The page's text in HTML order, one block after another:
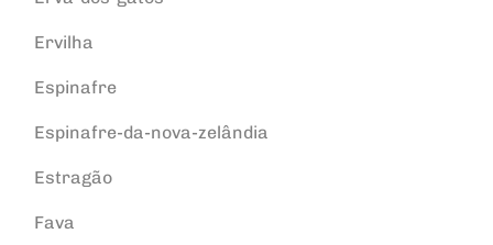
Ervilha
Espinafre
Espinafre-da-nova-zelândia
Estragão
Fava